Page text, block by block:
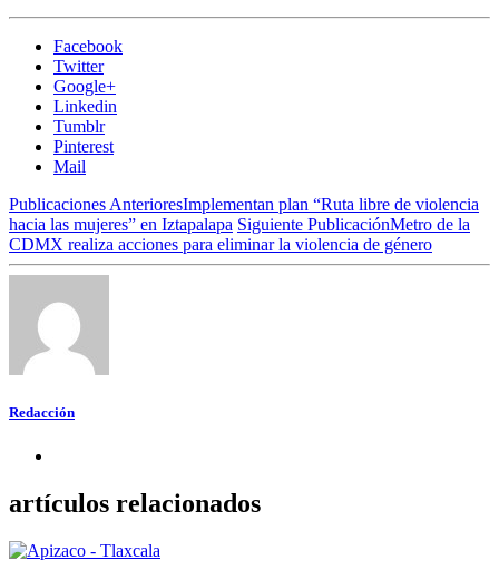
Facebook
Twitter
Google+
Linkedin
Tumblr
Pinterest
Mail
Publicaciones AnterioresImplementan plan “Ruta libre de violencia
hacia las mujeres” en Iztapalapa Siguiente PublicaciónMetro de la
CDMX realiza acciones para eliminar la violencia de género
Redacción
artículos relacionados